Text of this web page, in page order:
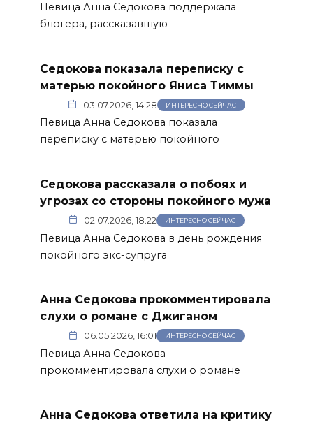
Певица Анна Седокова поддержала
блогера, рассказавшую
Седокова показала переписку с
матерью покойного Яниса Тиммы
03.07.2026, 14:28 ИНТЕРЕСНО СЕЙЧАС
Певица Анна Седокова показала
переписку с матерью покойного
Седокова рассказала о побоях и
угрозах со стороны покойного мужа
02.07.2026, 18:22 ИНТЕРЕСНО СЕЙЧАС
Певица Анна Седокова в день рождения
покойного экс-супруга
Анна Седокова прокомментировала
слухи о романе с Джиганом
06.05.2026, 16:01 ИНТЕРЕСНО СЕЙЧАС
Певица Анна Седокова
прокомментировала слухи о романе
Анна Седокова ответила на критику